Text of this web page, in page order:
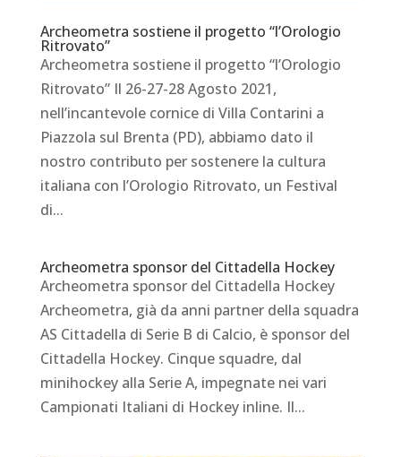
Archeometra sostiene il progetto “l’Orologio
Ritrovato”
Archeometra sostiene il progetto “l’Orologio
Ritrovato” Il 26-27-28 Agosto 2021,
nell’incantevole cornice di Villa Contarini a
Piazzola sul Brenta (PD), abbiamo dato il
nostro contributo per sostenere la cultura
italiana con l’Orologio Ritrovato, un Festival
di...
Archeometra sponsor del Cittadella Hockey
Archeometra sponsor del Cittadella Hockey
Archeometra, già da anni partner della squadra
AS Cittadella di Serie B di Calcio, è sponsor del
Cittadella Hockey. Cinque squadre, dal
minihockey alla Serie A, impegnate nei vari
Campionati Italiani di Hockey inline. Il...